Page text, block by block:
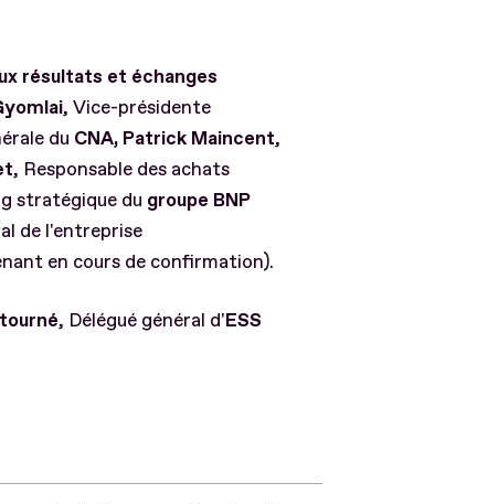
résultats et échanges
, Vice-présidente
du CNA, Patrick Maincent,
, Responsable des achats
stratégique du groupe BNP
de l'entreprise
en cours de confirmation).
, Délégué général d'ESS